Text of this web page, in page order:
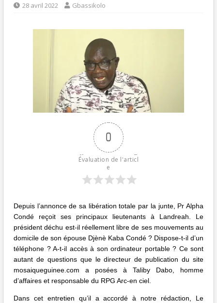
28 avril 2022 Gbassikolo
0
Évaluation de l'articl
e
Depuis l’annonce de sa libération totale par la junte, Pr Alpha
Condé reçoit ses principaux lieutenants à Landreah. Le
président déchu est-il réellement libre de ses mouvements au
domicile de son épouse Djènè Kaba Condé ? Dispose-t-il d’un
téléphone ? A-t-il accès à son ordinateur portable ? Ce sont
autant de questions que le directeur de publication du site
mosaiqueguinee.com a posées à Taliby Dabo, homme
d’affaires et responsable du RPG Arc-en ciel.
Dans cet entretien qu’il a accordé à notre rédaction, Le